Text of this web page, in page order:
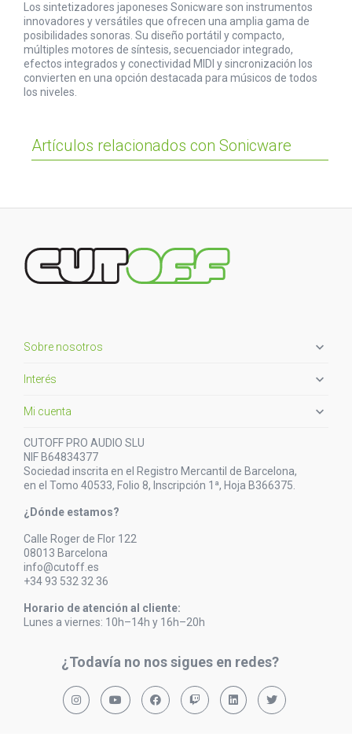
Los sintetizadores japoneses Sonicware son instrumentos
innovadores y versátiles que ofrecen una amplia gama de
posibilidades sonoras. Su diseño portátil y compacto,
múltiples motores de síntesis, secuenciador integrado,
efectos integrados y conectividad MIDI y sincronización los
convierten en una opción destacada para músicos de todos
los niveles.
Artículos relacionados con Sonicware
Sobre nosotros 
Interés 
Mi cuenta 
CUTOFF PRO AUDIO SLU
NIF B64834377
Sociedad inscrita en el Registro Mercantil de Barcelona,
en el Tomo 40533, Folio 8, Inscripción 1ª, Hoja B366375.
¿Dónde estamos?
Calle Roger de Flor 122
08013 Barcelona
info@cutoff.es
+34 93 532 32 36
Horario de atención al cliente:
Lunes a viernes: 10h–14h y 16h–20h
¿Todavía no nos sigues en redes?